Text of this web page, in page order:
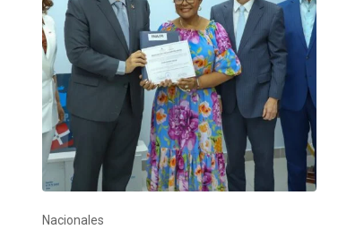
Nacionales